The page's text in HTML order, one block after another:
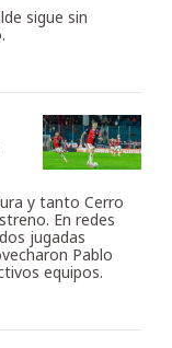
sigue sin
y tanto Cerro
En redes
jugadas
Pablo
equipos.